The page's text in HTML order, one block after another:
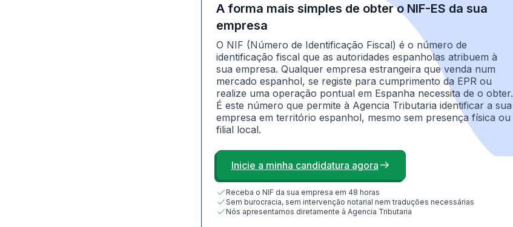
A forma mais simples de obter o NIF-ES da sua
empresa
O NIF (Número de Identificação Fiscal) é o número de
identificação fiscal que as autoridades espanholas atribuem à
sua empresa. Qualquer empresa estrangeira que venda num
mercado espanhol, se registe para cumprimento da EPR ou
realize uma operação pontual em Espanha necessita de o obter.
É este número que permite à Agencia Tributaria identificar a sua
empresa em território espanhol, mesmo sem presença física ou
filial local.
Inicie a minha candidatura agora
Receba o NIF da sua empresa em 48 horas
Sem burocracia, sem intervenção notarial nem traduções necessárias
Nós apresentamos diretamente à Agencia Tributaria